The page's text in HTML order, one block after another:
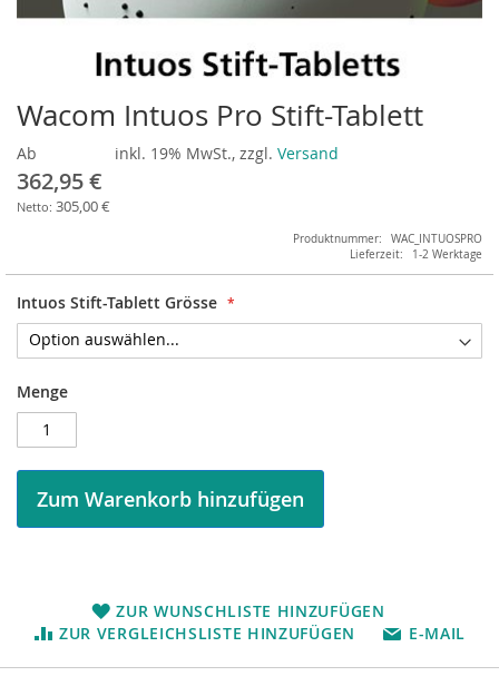
Zum
Anfang
der
Bildergalerie
springen
Wacom Intuos Pro Stift-Tablett
Ab
362,95 €
305,00 €
inkl. 19% MwSt., zzgl. Versand
Produktnummer
WAC_INTUOSPRO
Lieferzeit
1-2 Werktage
Intuos Stift-Tablett Grösse
Menge
Zum Warenkorb hinzufügen
ZUR WUNSCHLISTE HINZUFÜGEN
ZUR VERGLEICHSLISTE HINZUFÜGEN
E-MAIL